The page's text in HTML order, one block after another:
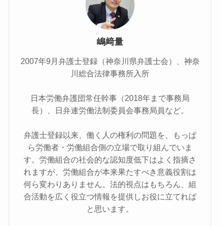
嶋﨑量
2007年9月弁護士登録（神奈川県弁護士会）、神奈
川総合法律事務所入所
日本労働弁護団常任幹事（2018年まで事務局
長）、日弁連労働法制委員会事務局員など。
弁護士登録以来、働く人の権利の問題を、もっぱ
ら労働者・労働組合側の立場で取り組んでいま
す。労働組合の社会的な認知度低下はよく指摘さ
れますが、労働組合が本来果たすべき意義役割は
何ら変わりありません。法的視点はもちろん、組
合活動を広く役立つ情報を提供しお役に立てれば
と思います。